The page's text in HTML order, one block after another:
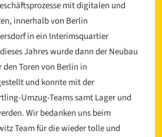
mit digitalen und
innerhalb von Berlin
in ein Interimsquartier
Jahres wurde dann der Neubau
Toren von Berlin in
und konnte mit der
Umzug-Teams samt Lager und
Wir bedanken uns beim
Team für die wieder tolle und